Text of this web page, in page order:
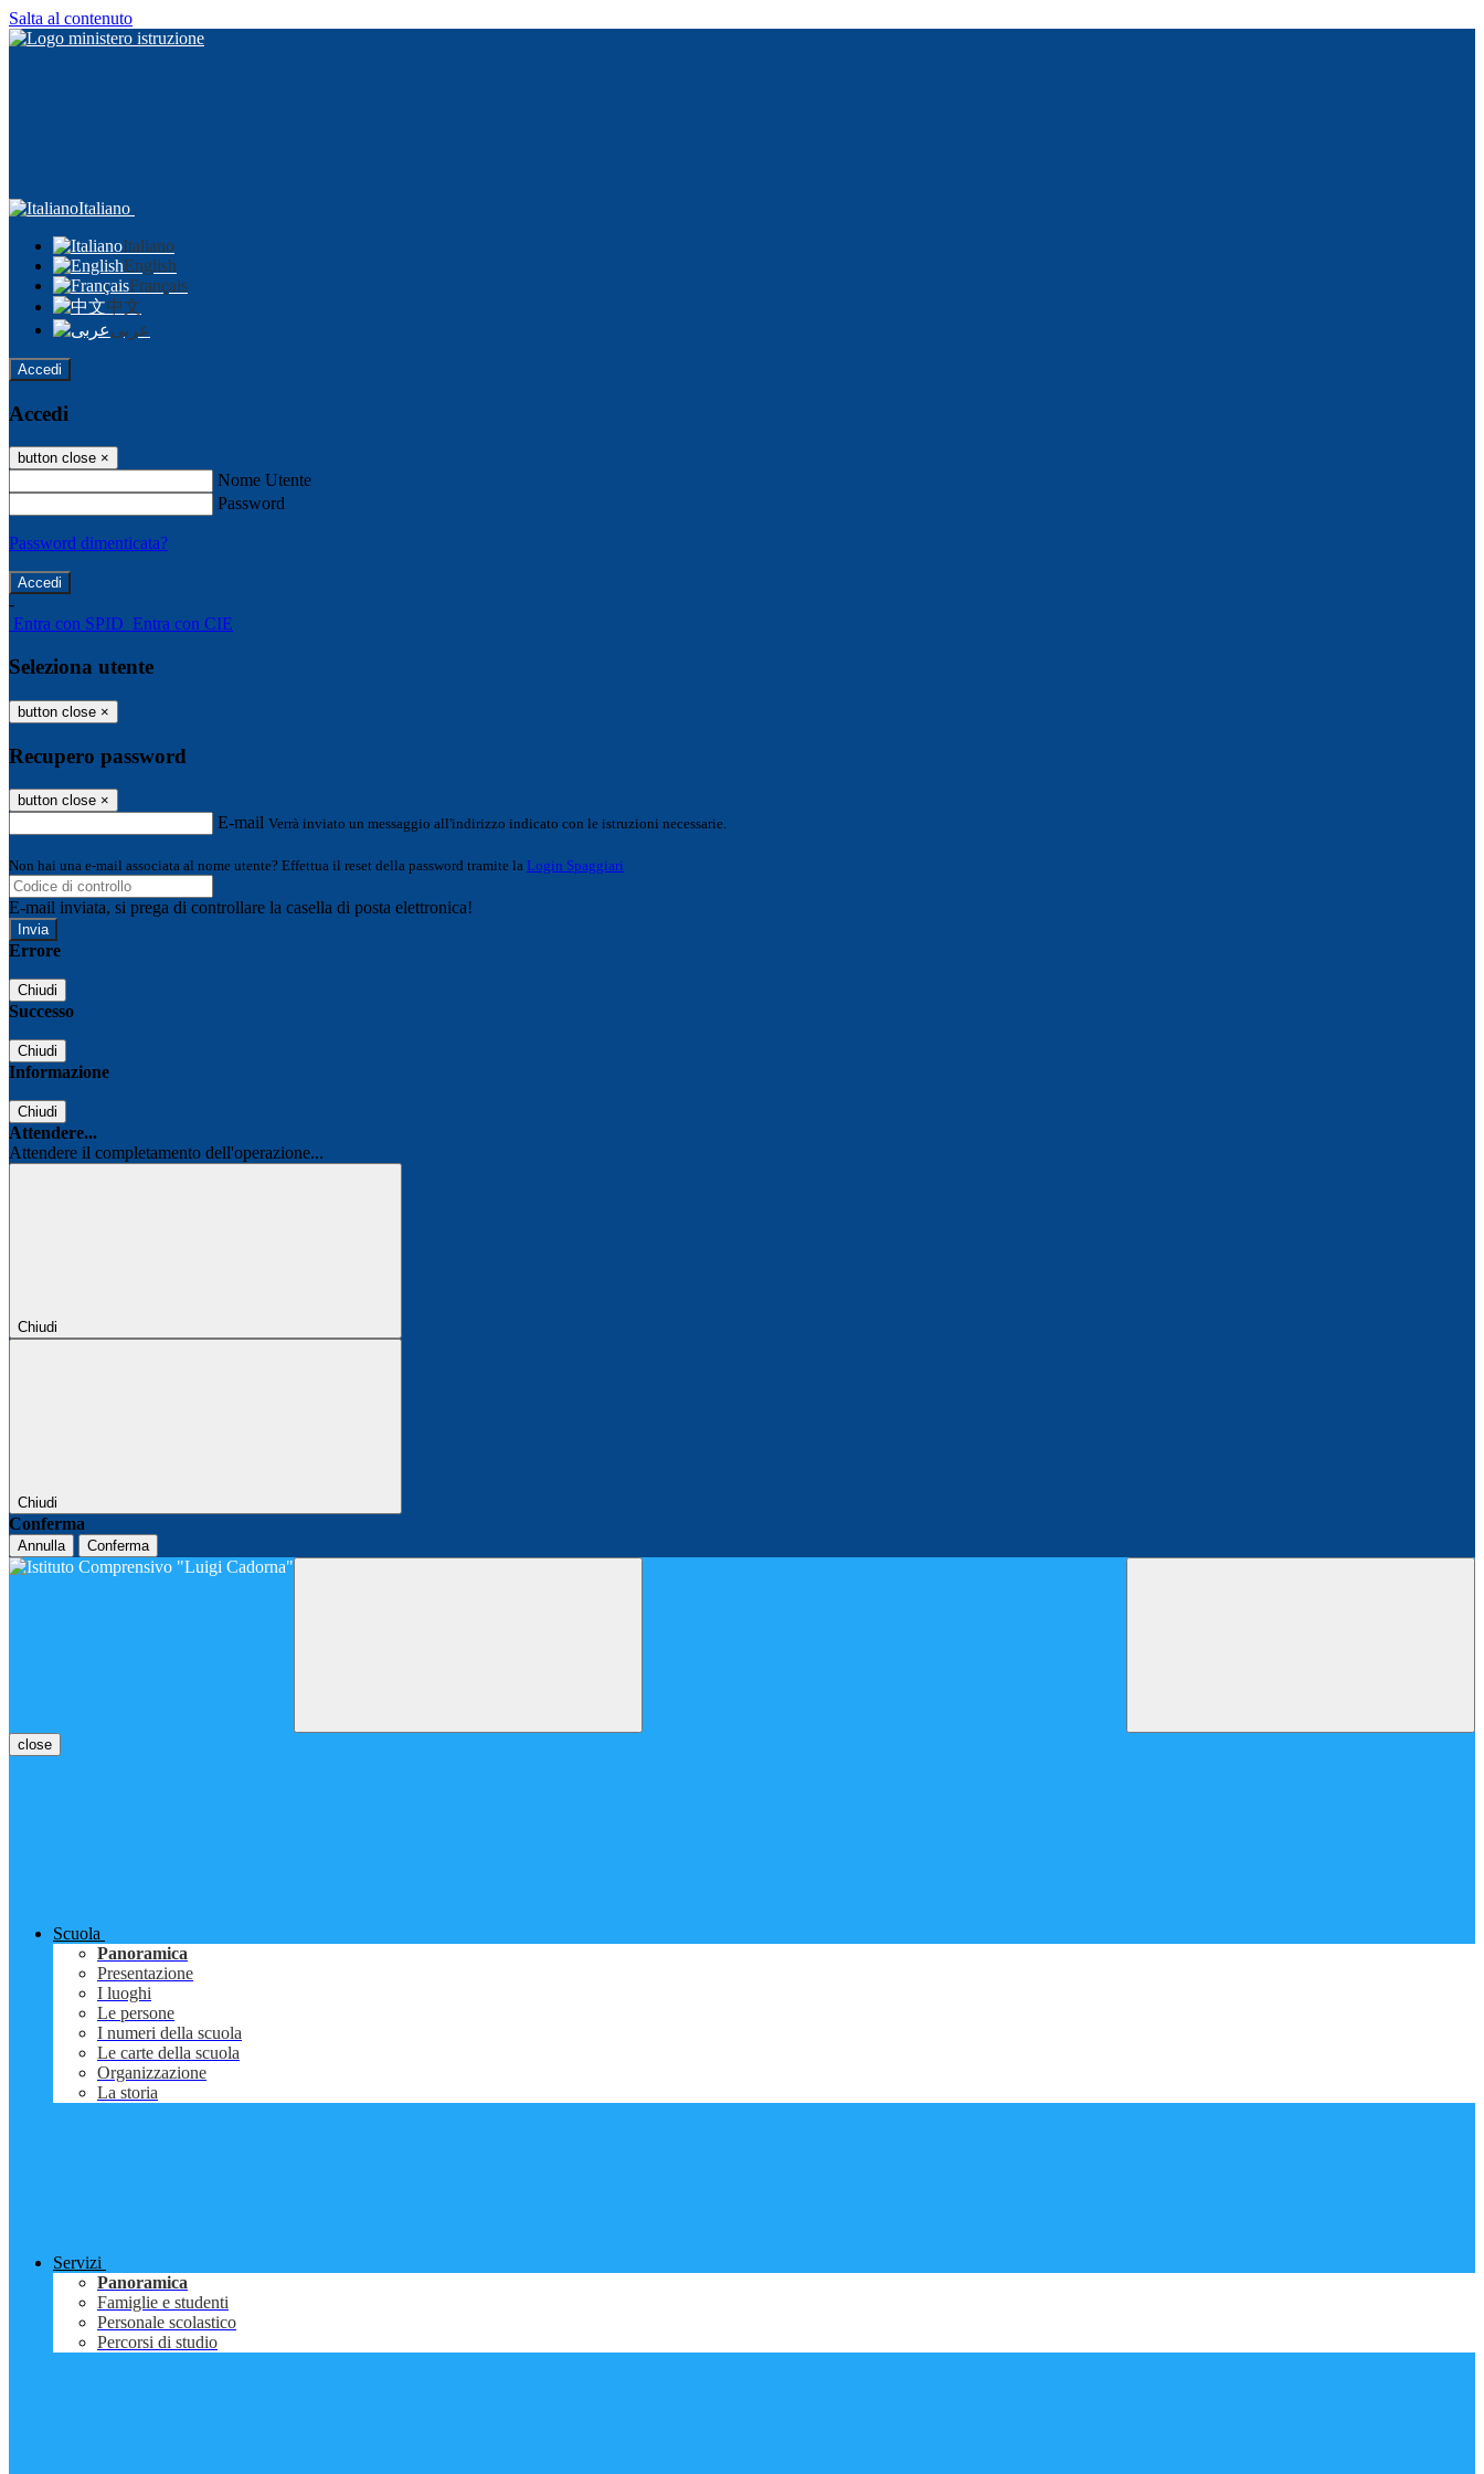
Salta al contenuto
Italiano
Italiano
English
Français
中文
عربى
Accedi
Accedi
button close ×
Nome Utente
Password
Password dimenticata?
-
Entra con SPID Entra con CIE
Seleziona utente
button close ×
Recupero password
button close ×
E-mail Verrà inviato un messaggio all'indirizzo indicato con le istruzioni necessarie.
Non hai una e-mail associata al nome utente? Effettua il reset della password tramite la Login Spaggiari
E-mail inviata, si prega di controllare la casella di posta elettronica!
Errore
Chiudi
Successo
Chiudi
Informazione
Chiudi
Attendere...
Attendere il completamento dell'operazione...
Chiudi
Chiudi
Conferma
Annulla Conferma
close
Scuola
Panoramica
Presentazione
I luoghi
Le persone
I numeri della scuola
Le carte della scuola
Organizzazione
La storia
Servizi
Panoramica
Famiglie e studenti
Personale scolastico
Percorsi di studio